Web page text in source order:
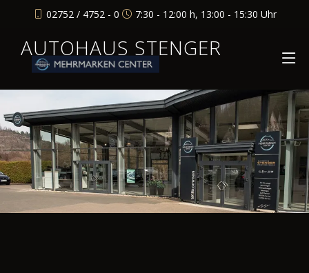
02752 / 4752 - 0 7:30 - 12:00 h, 13:00 - 15:30 Uhr
AUTOHAUS STENGER